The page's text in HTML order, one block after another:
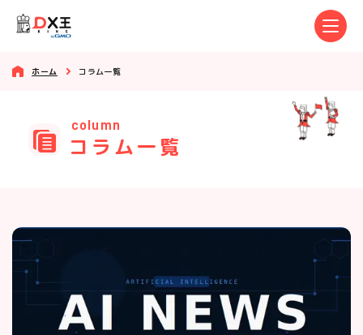
ホーム コラム一覧
column
コラム一覧